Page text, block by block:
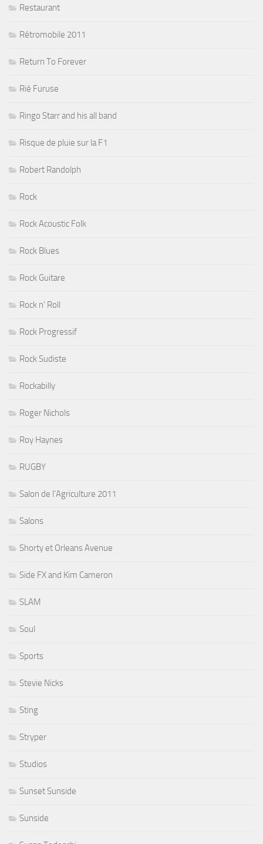
Restaurant
Rétromobile 2011
Return To Forever
Rié Furuse
Ringo Starr and his all band
Risque de pluie sur la F1
Robert Randolph
Rock
Rock Acoustic Folk
Rock Blues
Rock Guitare
Rock n' Roll
Rock Progressif
Rock Sudiste
Rockabilly
Roger Nichols
Roy Haynes
RUGBY
Salon de l'Agriculture 2011
Salons
Shorty et Orleans Avenue
Side FX and Kim Cameron
SLAM
Soul
Sports
Stevie Nicks
Sting
Stryper
Studios
Sunset Sunside
Sunside